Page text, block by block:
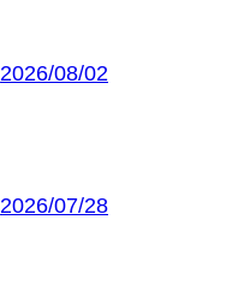
2026/08/02
2026/07/28